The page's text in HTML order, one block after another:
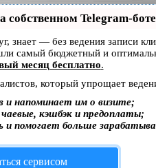
собственном Telegram-боте
знает — без ведения записи
самый бюджетный и
месяц бесплатно.
который упрощает
и напоминает им о визите;
кэшбэк и предоплаты;
и помогает больше
сервисом